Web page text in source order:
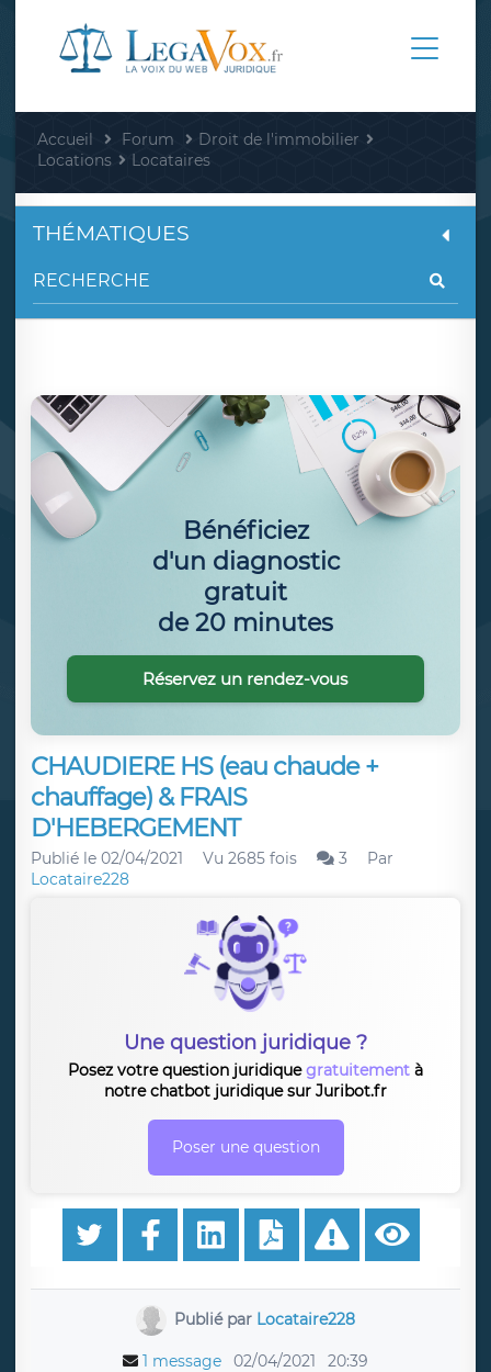
Accueil Forum
Droit de l'immobilier
Locations
Locataires
CHAUDIERE HS (eau chaude +
chauffage) & FRAIS
D'HEBERGEMENT
Publié le 02/04/2021 Vu 2685 fois 3
Par
Locataire228
Une question juridique ?
Posez votre question juridiquegratuitement à
notre chatbot juridique sur Juribot.fr
Poser une question
Publié par Locataire228
1 message 02/04/2021 20:39
THÉMATIQUES
Bénéficiez
d'un diagnostic
gratuit
de 20 minutes
Réservez un rendez-vous